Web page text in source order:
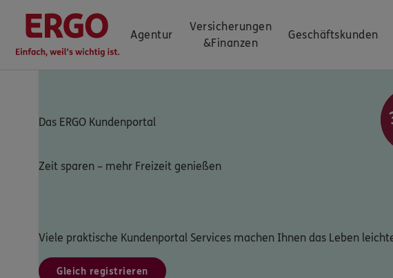
Agentur
Versicherungen
&Finanzen
Geschäftskunden
Das ERGO Kundenportal
Zeit sparen – mehr Freizeit genießen
Viele praktische Kundenportal Services machen Ihnen das Leben
Gleich registrieren